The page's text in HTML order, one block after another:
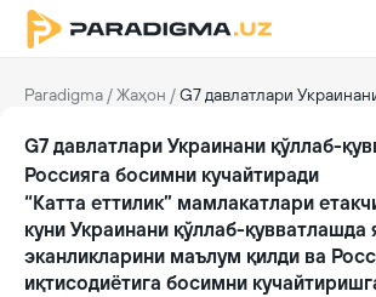
Paradigma /Жаҳон /G7 давлатлари Украинани қўллаб-
G7 давлатлари Украинани қўллаб-
Россияга босимни кучайтиради
“Катта еттилик” мамлакатлари
куни Украинани қўллаб-қувватлашда
эканликларини маълум қилди ва
иқтисодиётига босимни